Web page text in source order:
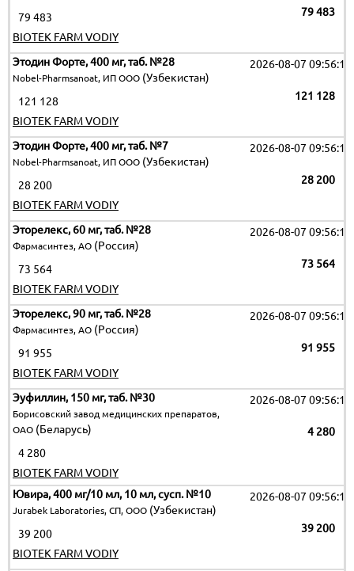
79 483
79 483
BIOTEK FARM VODIY
Этодин Форте, 400 мг, таб. №28
Nobel-Pharmsanoat, ИП ООО (Узбекистан)
2026-08-07 09:56:12
121 128
121 128
BIOTEK FARM VODIY
Этодин Форте, 400 мг, таб. №7
Nobel-Pharmsanoat, ИП ООО (Узбекистан)
2026-08-07 09:56:12
28 200
28 200
BIOTEK FARM VODIY
Эторелекс, 60 мг, таб. №28
Фармасинтез, АО (Россия)
2026-08-07 09:56:12
73 564
73 564
BIOTEK FARM VODIY
Эторелекс, 90 мг, таб. №28
Фармасинтез, АО (Россия)
2026-08-07 09:56:12
91 955
91 955
BIOTEK FARM VODIY
Эуфиллин, 150 мг, таб. №30
Борисовский завод медицинских препаратов,
ОАО (Беларусь)
2026-08-07 09:56:12
4 280
4 280
BIOTEK FARM VODIY
Ювира, 400 мг/10 мл, 10 мл, сусп. №10
Jurabek Laboratories, СП, ООО (Узбекистан)
2026-08-07 09:56:12
39 200
39 200
BIOTEK FARM VODIY